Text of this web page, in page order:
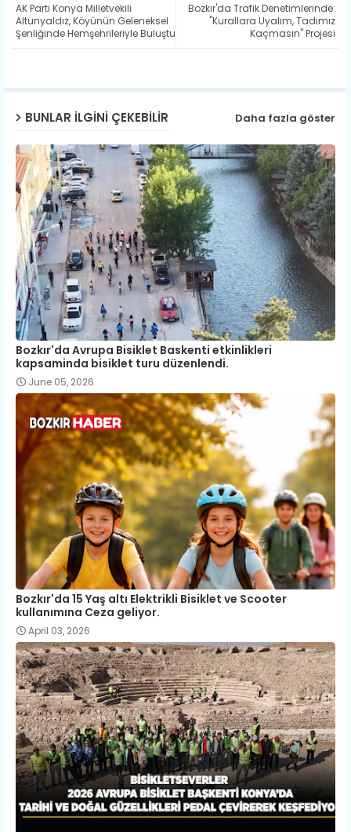
ats
Bozkır'da Trafik Denetimleri​nde:
"Kurallara Uyalım, Tadımız
Kaçmasın" Projesi
AK Parti Konya Milletvekili
Altunyaldız, Köyünün Geleneksel
Şenliğinde Hemşehrileriyle Buluştu
BUNLAR ILGINI ÇEKEBILIR Daha fazla göster
Bozkır'da Avrupa Bisiklet Baskenti etkinlikleri
kapsaminda bisiklet turu düzenlendi.
June 05, 2026
Bozkır'da 15 Yaş altı Elektrikli Bisiklet ve Scooter
kullanımına Ceza geliyor.
April 03, 2026